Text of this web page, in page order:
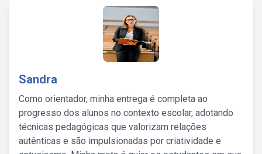
Sandra
Como orientador, minha entrega é completa ao
progresso dos alunos no contexto escolar, adotando
técnicas pedagógicas que valorizam relações
autênticas e são impulsionadas por criatividade e